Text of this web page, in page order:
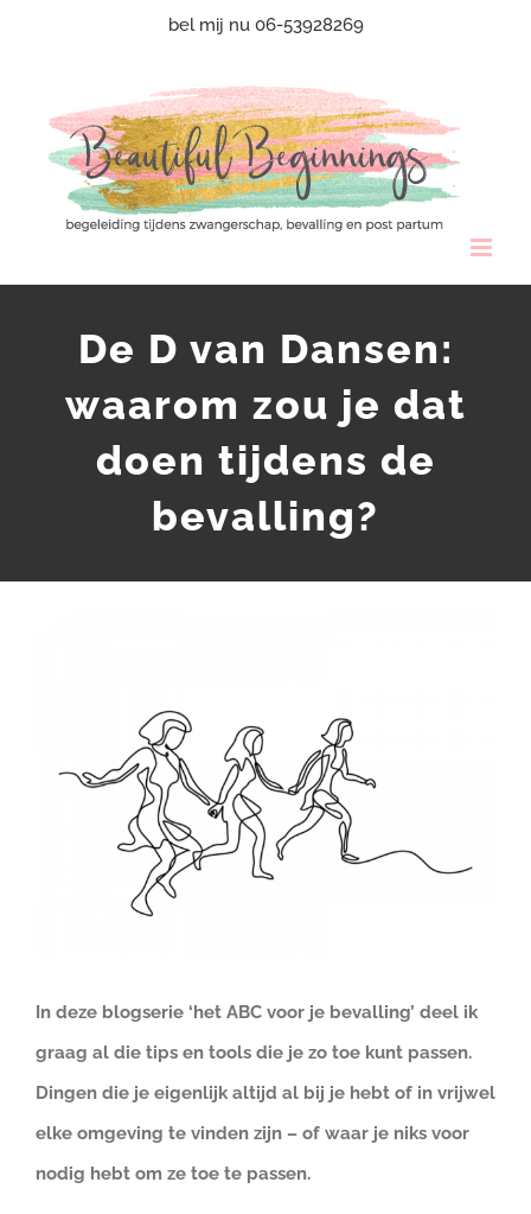
bel mij nu 06-53928269
De D van Dansen:
waarom zou je dat
doen tijdens de
bevalling?
In deze blogserie ‘het ABC voor je bevalling’ deel ik
graag al die tips en tools die je zo toe kunt passen.
Dingen die je eigenlijk altijd al bij je hebt of in vrijwel
elke omgeving te vinden zijn – of waar je niks voor
nodig hebt om ze toe te passen.